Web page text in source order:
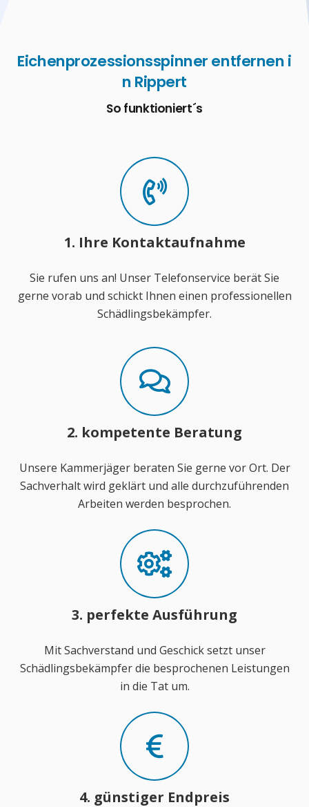
Eichenprozessionsspinner entfernen i
n Rippert
So funktioniert´s
1. Ihre Kontaktaufnahme
Sie rufen uns an! Unser Telefonservice berät Sie
gerne vorab und schickt Ihnen einen professionellen
Schädlingsbekämpfer.
2. kompetente Beratung
Unsere Kammerjäger beraten Sie gerne vor Ort. Der
Sachverhalt wird geklärt und alle durchzuführenden
Arbeiten werden besprochen.
3. perfekte Ausführung
Mit Sachverstand und Geschick setzt unser
Schädlingsbekämpfer die besprochenen Leistungen
in die Tat um.
4. günstiger Endpreis